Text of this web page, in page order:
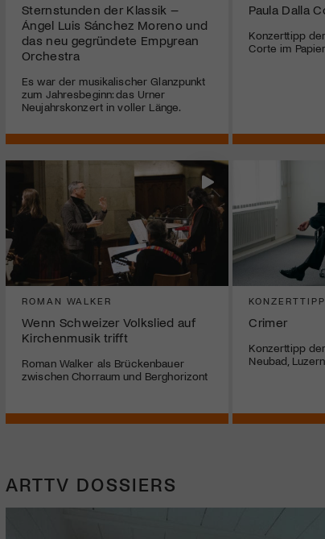
Sternstunden der Klassik –
Ángel Luis Sánchez Moreno und
das neu gegründete Empyrean
Orchestra
Es war der musikalischer Glanzpunkt
zum Jahresbeginn: das Urner
Neujahrskonzert in voller Länge.
Paula Dalla
Konzerttipp
Corte im
ROMAN WALKER
Wenn Schweizer Volkslied auf
Kirchenmusik trifft
Roman Walker als Brückenbauer
zwischen Chorraum und Berghorizont
KONZERTTIPP
Crimer
Konzerttipp
Neubad, Luzern
ARTTV DOSSIERS